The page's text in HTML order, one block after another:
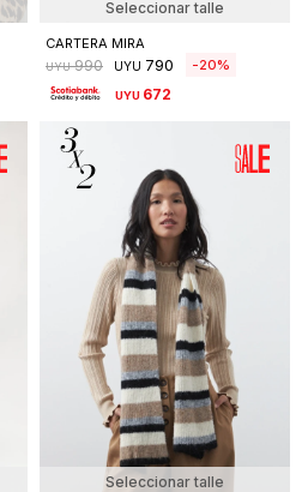
Seleccionar talle
CARTERA MIRA
UYU 990 UYU 790 20
UYU 672
Seleccionar talle